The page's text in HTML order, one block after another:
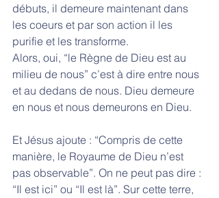
débuts, il demeure maintenant dans
les coeurs et par son action il les
purifie et les transforme.
Alors, oui, “le Règne de Dieu est au
milieu de nous” c’est à dire entre nous
et au dedans de nous. Dieu demeure
en nous et nous demeurons en Dieu.
Et Jésus ajoute : “Compris de cette
manière, le Royaume de Dieu n’est
pas observable”. On ne peut pas dire :
“Il est ici” ou “Il est là”. Sur cette terre,